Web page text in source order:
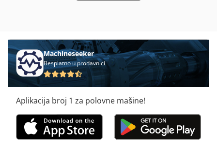
Machineseeker
Besplatno u prodavnici
Aplikacija broj 1 za polovne mašine!